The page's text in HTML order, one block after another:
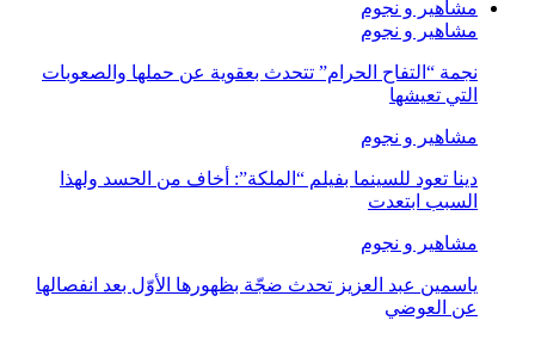
مشاهير و نجوم
مشاهير و نجوم
نجمة “التفاح الحرام” تتحدث بعقوية عن حملها والصعوبات
التي تعيشها
مشاهير و نجوم
دينا تعود للسينما بفيلم “الملكة”: أخاف من الحسد ولهذا
السبب ابتعدت
مشاهير و نجوم
ياسمين عبد العزيز تحدث ضجّة بظهورها الأوّل بعد انفصالها
عن العوضي